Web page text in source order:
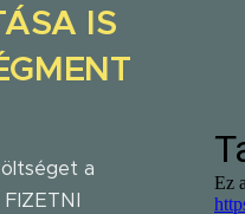
IS
a
FIZETNI